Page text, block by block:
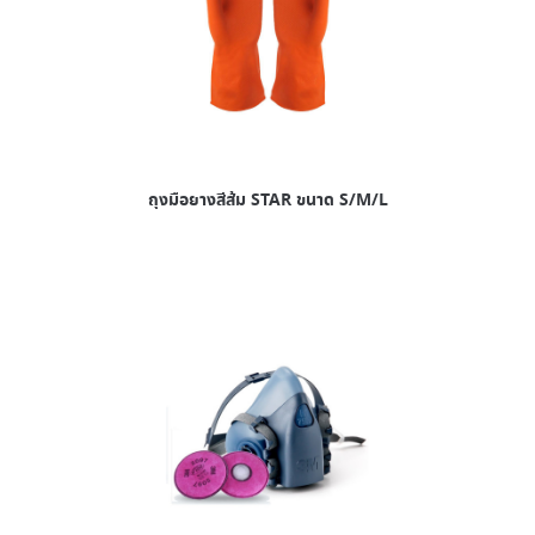
ถุงมือยางสีส้ม STAR ขนาด S/M/L